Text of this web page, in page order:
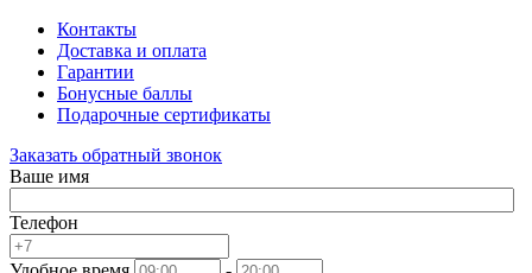
Контакты
Доставка и оплата
Гарантии
Бонусные баллы
Подарочные сертификаты
Заказать обратный звонок
Ваше имя
Телефон